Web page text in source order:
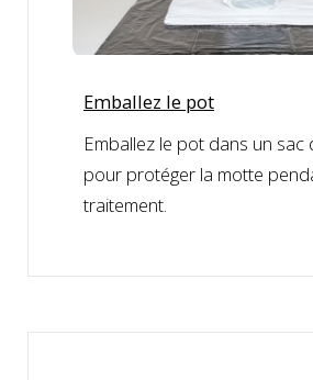
Emballez le pot
Emballez le pot dans un sac
pour protéger la motte
traitement.